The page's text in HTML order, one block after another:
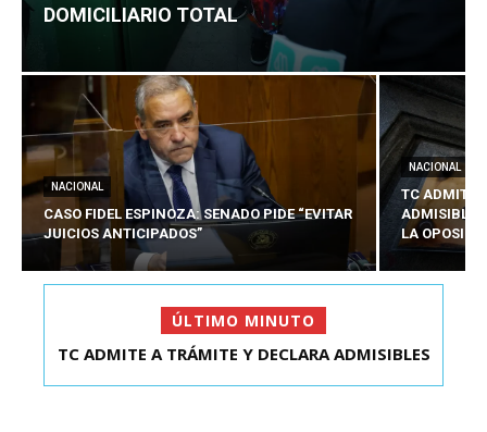
DOMICILIARIO TOTAL
NACIONAL
CASO FIDEL ESPINOZA: SENADO PIDE “EVITAR
JUICIOS ANTICIPADOS”
NACIONAL
TC ADMITE
ADMISIBLES
LA
ÚLTIMO MINUTO
EXDIPUTADO LAVÍN SALIÓ DE CAPITÁN YÁBER
TC ADMITE A TRÁMITE Y DECLARA ADMISIBLES